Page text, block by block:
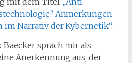
mit dem Titel „Anti-
Anmerkungen
im Narrativ der Kybernetik“.
sprach mir als
Anerkennung aus, der